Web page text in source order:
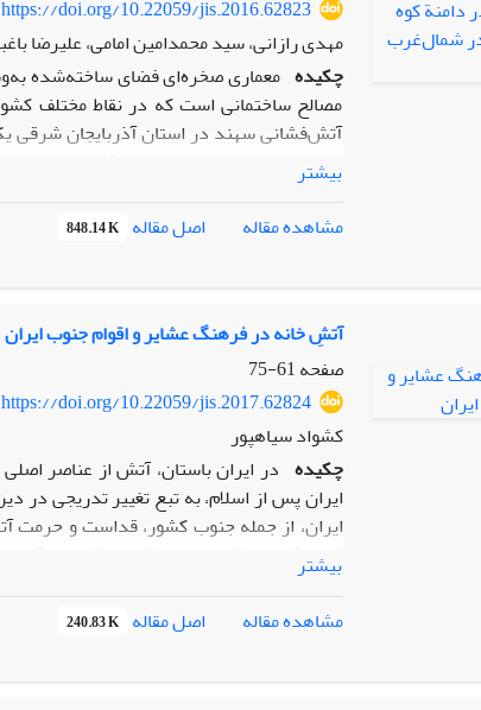
https://doi.org/10.22059/jis.2016.62823
مهدی رازانی، سید محمدامین امامی، علیرضا
چکیده معماری صخره‌ای فضای ساخته‌شده
مصالح ساختمانی است که در نقاط مختلف
آتش‌فشانی سهند در استان آذربایجان شرقی
شناسایی، معرفی و گونه‌شناسی آن انجام
که در محدودة شهرستان‌های استان
مختلفی است، از جمله: الف) معماری مسکونی و
در قالب ابنیة عمومی و عام‌المنفعه، ه) بناهای
خود را از دست ‌داده‌اند و یا دچار تغییر کاربردی
بیشتر
مشاهده مقاله
اصل مقاله 848.14 K
آتشِ خانه در فرهنگ عشایر و اقوام جنوب ایران
صفحه61-75
https://doi.org/10.22059/jis.2017.62824
کشواد سیاهپور
چکیده در ایران باستان، آتش از عناصر
ایران پس از اسلام، به تبع تغییر تدریجی در
ایران، از جمله جنوب کشور، قداست و
شب، آیین­ها و آداب خاص آن، سوگند به آتش
نمودهای این احترام و تقدس بود. به­علاوه،
واحدی از این نظام بود. یافته‌های این مقاله
بیشتر
مشاهده مقاله
اصل مقاله 240.83 K